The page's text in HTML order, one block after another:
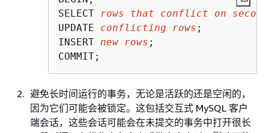
SELECT rows that conflict on
UPDATE conflicting rows ;
INSERT new rows ;
COMMIT;
避免长时间运行的事务，无论是活跃的还是空闲的，
因为它们可能会被锁定。这包括交互式 MySQL 客户
端会话，这些会话可能会在未提交的事务中打开很长